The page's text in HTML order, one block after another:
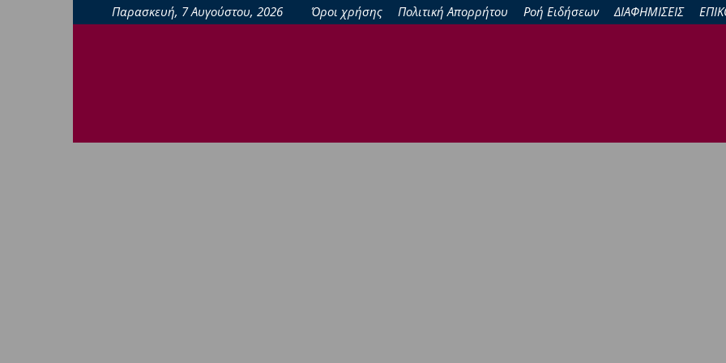
Παρασκευή, 7 Αυγούστου, 2026 Όροι χρήσης Πολιτική Απορρήτου Ροή Ειδήσεων ΔΙΑΦΗΜΙΣΕΙΣ